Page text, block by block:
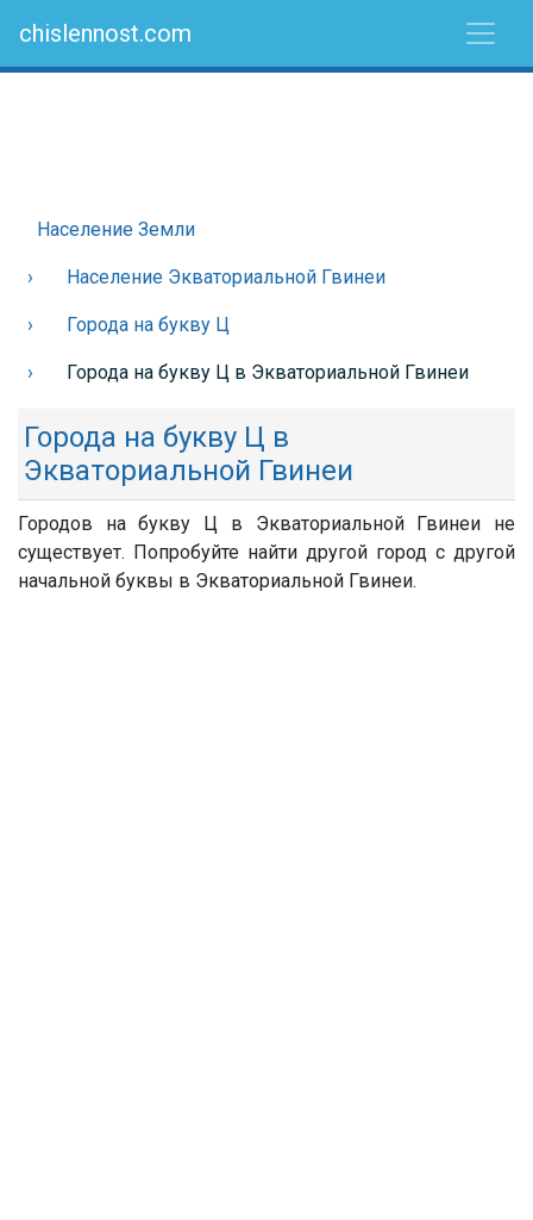
chislennost.com
Население Земли
Население Экваториальной Гвинеи
Города на букву Ц
Города на букву Ц в Экваториальной Гвинеи
Города на букву Ц в
Экваториальной Гвинеи
Городов на букву Ц в Экваториальной Гвинеи не
существует. Попробуйте найти другой город с другой
начальной буквы в Экваториальной Гвинеи.